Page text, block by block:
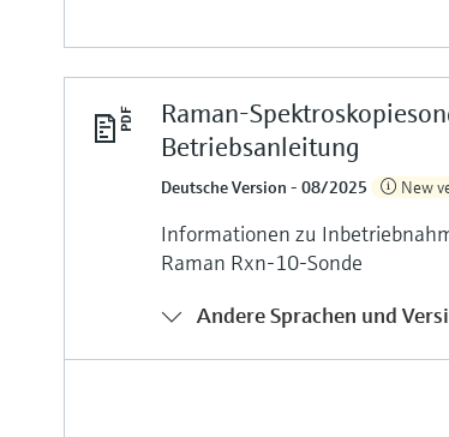
Raman-
Betriebsanleitung
Deutsche Version - 08/2025 New
Informationen zu
Raman Rxn‑10-Sonde
Andere Sprachen und